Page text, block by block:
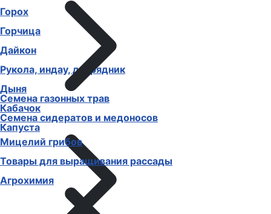
Горох
Горчица
Дайкон
Рукола, индау, двурядник
Дыня
Кабачок
Капуста
Семена газонных трав
Семена сидератов и медоносов
Мицелий грибов
Товары для выращивания рассады
Агрохимия